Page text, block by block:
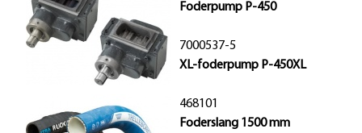
r
m
u
l
Foderpump P-450
7000537-5
XL-foderpump P-450XL
468101
Foderslang 1500 mm